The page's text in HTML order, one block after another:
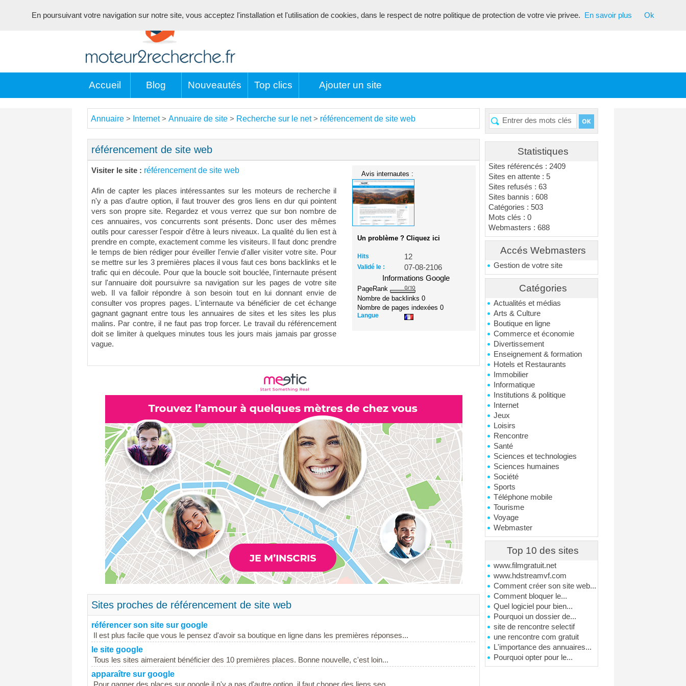
Accueil Blog Nouveautés Top clics Ajouter un site
Statistiques
Sites référencés : 2409
Sites en attente : 5
Sites refusés : 63
Sites bannis : 608
Catégories : 503
Mots clés : 0
Webmasters : 688
Accés Webmasters
Gestion de votre site
Catégories
Actualités et médias
Arts & Culture
Boutique en ligne
Commerce et économie
Divertissement
Enseignement & formation
Hotels et Restaurants
Immobilier
Informatique
Institutions & politique
Internet
Jeux
Loisirs
Rencontre
Santé
Sciences et technologies
Sciences humaines
Société
Sports
Téléphone mobile
Tourisme
Voyage
Webmaster
Top 10 des sites
www.filmgratuit.net
www.hdstreamvf.com
Comment créer son site web...
Comment bloquer le...
Quel logiciel pour bien...
Pourquoi un dossier de...
site de rencontre selectif
une rencontre com gratuit
L'importance des annuaires...
Pourquoi opter pour le...
Annuaire > Internet> Annuaire de site > Recherche sur le net> référencement de site web
référencement de site web
Visiter le site : référencement de site web
Afin de capter les places intéressantes sur les moteurs de recherche il
n'y a pas d'autre option, il faut trouver des gros liens en dur qui pointent
vers son propre site. Regardez et vous verrez que sur bon nombre de
ces annuaires, vos concurrents sont présents. Donc user des mêmes
outils pour caresser l'espoir d'être à leurs niveaux. La qualité du lien est à
prendre en compte, exactement comme les visiteurs. Il faut donc prendre
le temps de bien rédiger pour éveiller l'envie d'aller visiter votre site. Pour
se mettre sur les 3 premières places il vous faut ces bons backlinks et le
trafic qui en découle. Pour que la boucle soit bouclée, l'internaute présent
sur l'annuaire doit poursuivre sa navigation sur les pages de votre site
web. Il va falloir répondre à son besoin tout en lui donnant envie de
consulter vos propres pages. L'internaute va bénéficier de cet échange
gagnant gagnant entre tous les annuaires de sites et les sites les plus
malins. Par contre, il ne faut pas trop forcer. Le travail du référencement
doit se limiter à quelques minutes tous les jours mais jamais par grosse
vague.
Avis internautes :
Un problème ? Cliquez ici
Hits 12
Validé le :
07-08-2106
Informations Google
PageRank
Nombre de backlinks0
Nombre de pages indexées0
Langue
Sites proches de référencement de site web
référencer son site sur google
Il est plus facile que vous le pensez d'avoir sa boutique en ligne dans les premières réponses...
le site google
Tous les sites aimeraient bénéficier des 10 premières places. Bonne nouvelle, c'est loin...
apparaître sur google
En poursuivant votre navigation sur notre site, vous acceptez l'installation et l'utilisation de cookies, dans le respect de notre politique de protection de votre vie privee. En savoir plus Ok